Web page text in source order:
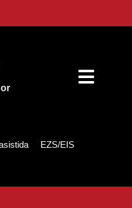
EZS/EIS